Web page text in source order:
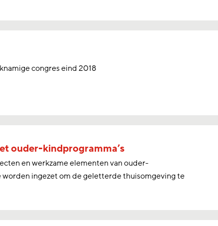
congres eind 2018
ouder-kindprogramma’s
en werkzame elementen van ouder-
worden ingezet om de geletterde thuisomgeving te